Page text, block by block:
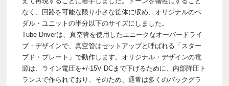
なく、回路を可能な限り小さな筐体に収め、オリジナルのペ
ダル・ユニットの半分以下のサイズにしました。
Tube Driverは、真空管を使用したユニークなオーバードライ
ブ・デザインで、真空管はセットアップと呼ばれる「スター
ブド・プレート」で動作します。オリジナル・デザインの電
源は、ライン電圧を+/-15V DCまで下げるために、内部降圧ト
ランスで作られており、そのため、通常は多くのバックグラ